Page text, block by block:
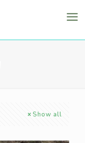
Show all